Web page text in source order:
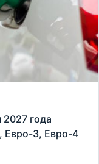
года
Евро-3, Евро-4